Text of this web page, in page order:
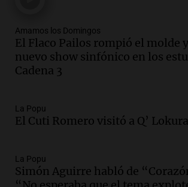
Episodios
Audio.La UNT evalúa
Corte Suprema tras fallo que
Pagani como rector
Audio.El cardenal Ángel
Santa Misa
Episodios
Amamos los Domingos
El Flaco Pailos rompió el molde
nuevo show sinfónico en los
Cadena 3
La Popu
El Cuti Romero visitó a Q’ Lokura
La Popu
Simón Aguirre habló de